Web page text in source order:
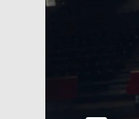
🎰 Casinos JOA :
au service d’une
🏥 SantExpo 2026 :